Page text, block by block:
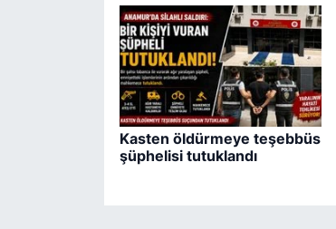
Kasten öldürmeye teşebbüs
şüphelisi tutuklandı